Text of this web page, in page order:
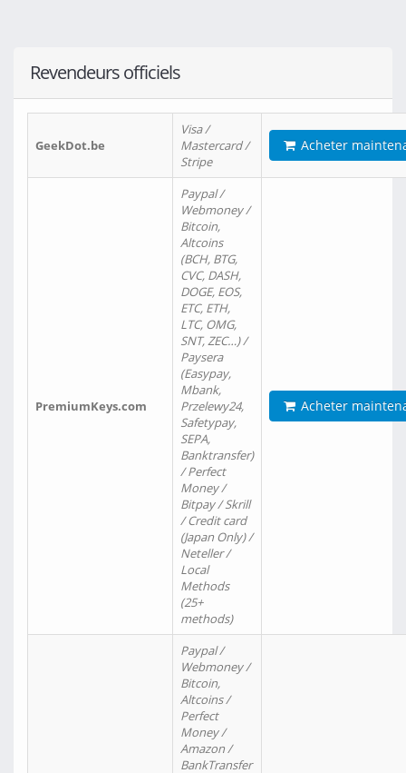
Revendeurs officiels
GeekDot.be
Visa /
Mastercard /
Stripe
Acheter
PremiumKeys.com
Paypal /
Webmoney /
Bitcoin,
Altcoins
(BCH, BTG,
CVC, DASH,
DOGE, EOS,
ETC, ETH,
LTC, OMG,
SNT, ZEC…) /
Paysera
(Easypay,
Mbank,
Przelewy24,
Safetypay,
SEPA,
Banktransfer)
/ Perfect
Money /
Bitpay / Skrill
/ Credit card
(Japan Only) /
Neteller /
Local
Methods
(25+
methods)
Acheter
Paypal /
Webmoney /
Bitcoin,
Altcoins /
Perfect
Money /
Amazon /
BankTransfer